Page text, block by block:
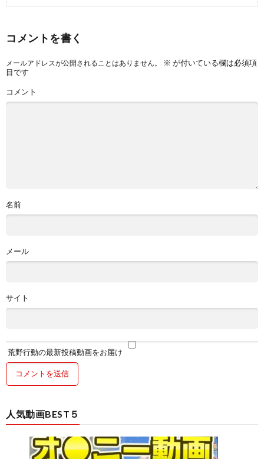
コメントを書く
メールアドレスが公開されることはありません。 ※ が付いている欄は必須項
目です
コメント
名前
メール
サイト
荒野行動の最新投稿動画をお届け
人気動画BEST５